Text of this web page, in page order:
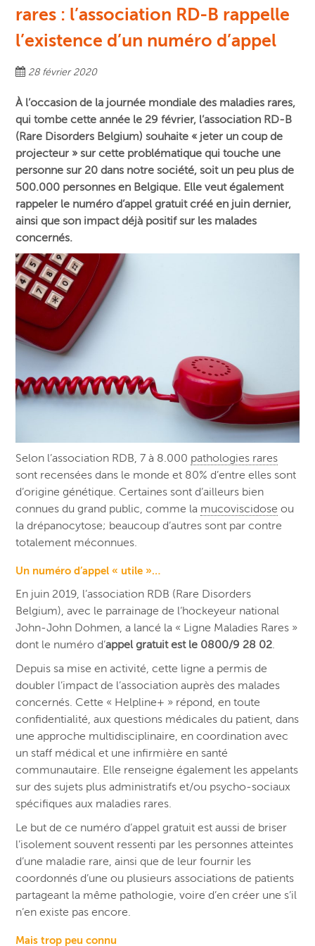
rares : l’association RD-B rappelle
l’existence d’un numéro d’appel
28 février 2020
À l’occasion de la journée mondiale des maladies rares,
qui tombe cette année le 29 février, l’association RD-B
(Rare Disorders Belgium) souhaite « jeter un coup de
projecteur » sur cette problématique qui touche une
personne sur 20 dans notre société, soit un peu plus de
500.000 personnes en Belgique. Elle veut également
rappeler le numéro d’appel gratuit créé en juin dernier,
ainsi que son impact déjà positif sur les malades
concernés.
Selon l’association RDB, 7 à 8.000 pathologies rares
sont recensées dans le monde et 80% d’entre elles sont
d’origine génétique. Certaines sont d’ailleurs bien
connues du grand public, comme la mucoviscidose ou
la drépanocytose; beaucoup d’autres sont par contre
totalement méconnues.
Un numéro d’appel « utile »…
En juin 2019, l’association RDB (Rare Disorders
Belgium), avec le parrainage de l’hockeyeur national
John-John Dohmen, a lancé la « Ligne Maladies Rares »
dont le numéro d’appel gratuit est le 0800/9 28 02.
Depuis sa mise en activité, cette ligne a permis de
doubler l’impact de l’association auprès des malades
concernés. Cette « Helpline+ » répond, en toute
confidentialité, aux questions médicales du patient, dans
une approche multidisciplinaire, en coordination avec
un staff médical et une infirmière en santé
communautaire. Elle renseigne également les appelants
sur des sujets plus administratifs et/ou psycho-sociaux
spécifiques aux maladies rares.
Le but de ce numéro d’appel gratuit est aussi de briser
l’isolement souvent ressenti par les personnes atteintes
d’une maladie rare, ainsi que de leur fournir les
coordonnés d’une ou plusieurs associations de patients
partageant la même pathologie, voire d’en créer une s’il
n’en existe pas encore.
Mais trop peu connu